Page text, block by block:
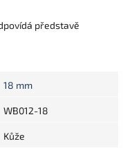
představě
18 mm
WB012-18
Kůže